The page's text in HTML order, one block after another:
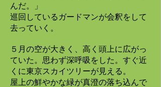
んだ。」
巡回しているガードマンが会釈をして
去っていく。
５月の空が大きく、高く頭上に広がっ
ていた。思わず深呼吸をした。すぐ近
くに東京スカイツリーが見える。
屋上の鮮やかな緑が真澄の落ち込んで